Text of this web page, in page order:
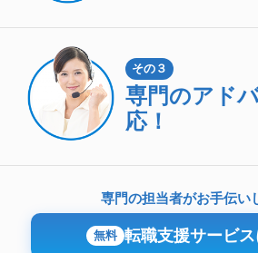
その３
専門のアド
応！
専門の担当者がお手伝い
無料 転職支援サービ